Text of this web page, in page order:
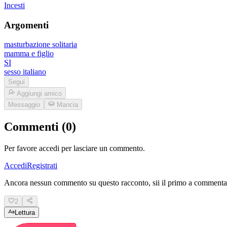
Incesti
Argomenti
masturbazione solitaria
mamma e figlio
SI
sesso italiano
Segui
Aggiungi amico
Messaggio
Mancia
Commenti (0)
Per favore accedi per lasciare un commento.
AccediRegistrati
Ancora nessun commento su questo racconto, sii il primo a
2
Lettura